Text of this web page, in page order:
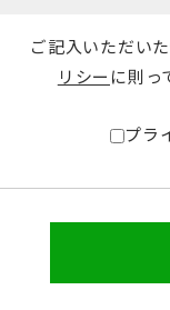
ご記入いただい
リシー に則っ
プラ